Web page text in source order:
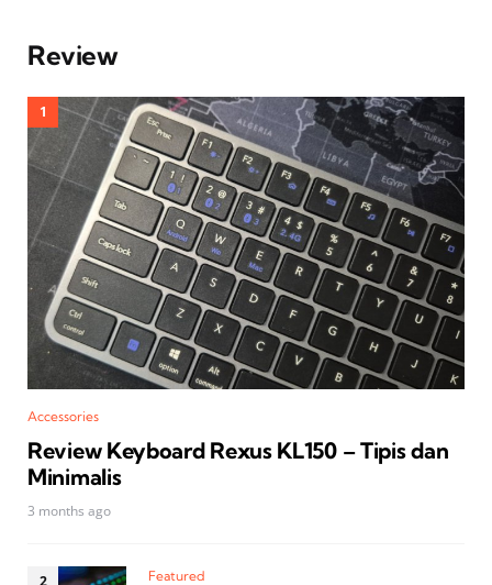
Review
Accessories
Review Keyboard Rexus KL150 – Tipis dan
Minimalis
3 months ago
Featured